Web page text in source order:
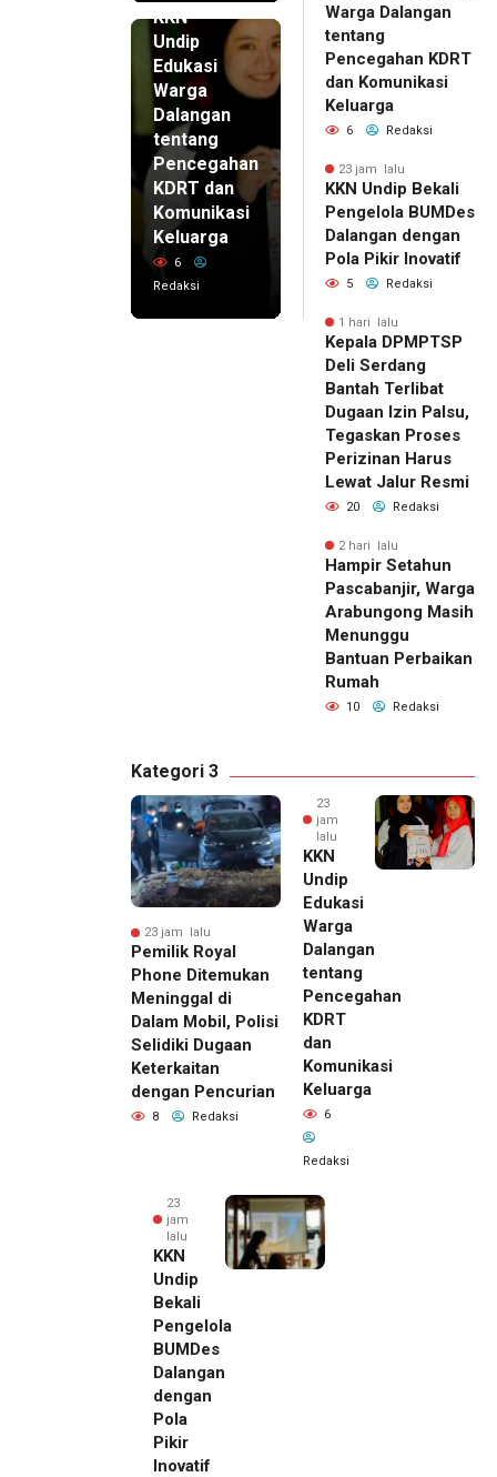
KKN
Undip
Edukasi
Warga
Dalangan
tentang
Pencegahan
KDRT dan
Komunikasi
Keluarga
6
Redaksi
Warga Dalangan
tentang
Pencegahan KDRT
dan Komunikasi
Keluarga
6 Redaksi
23 jam lalu
KKN Undip Bekali
Pengelola BUMDes
Dalangan dengan
Pola Pikir Inovatif
5 Redaksi
1 hari lalu
Kepala DPMPTSP
Deli Serdang
Bantah Terlibat
Dugaan Izin Palsu,
Tegaskan Proses
Perizinan Harus
Lewat Jalur Resmi
20 Redaksi
2 hari lalu
Hampir Setahun
Pascabanjir, Warga
Arabungong Masih
Menunggu
Bantuan Perbaikan
Rumah
10 Redaksi
Kategori 3
23 jam lalu
Pemilik Royal
Phone Ditemukan
Meninggal di
Dalam Mobil, Polisi
Selidiki Dugaan
Keterkaitan
dengan Pencurian
8 Redaksi
23
jam
lalu
KKN
Undip
Edukasi
Warga
Dalangan
tentang
Pencegahan
KDRT
dan
Komunikasi
Keluarga
6
Redaksi
23
jam
lalu
KKN
Undip
Bekali
Pengelola
BUMDes
Dalangan
dengan
Pola
Pikir
Inovatif